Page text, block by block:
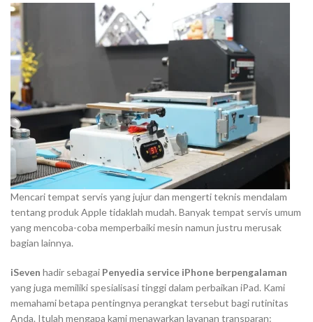
Mencari tempat servis yang jujur dan mengerti teknis mendalam
tentang produk Apple tidaklah mudah. Banyak tempat servis umum
yang mencoba-coba memperbaiki mesin namun justru merusak
bagian lainnya.
iSeven hadir sebagai Penyedia service iPhone berpengalaman
yang juga memiliki spesialisasi tinggi dalam perbaikan iPad. Kami
memahami betapa pentingnya perangkat tersebut bagi rutinitas
Anda. Itulah mengapa kami menawarkan layanan transparan: